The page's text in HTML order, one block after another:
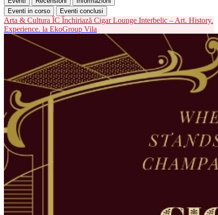
Eventi in corso
Eventi conclusi
Arta & Cultura ÎC Închiriază Cigar Lounge Interbelic – Art. History.
Experience. la EkoGroup Vila